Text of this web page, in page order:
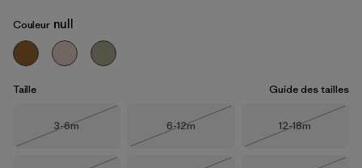
Couleur null
Taille Guide des tailles
Taille
3-6m
Taille
6-12m
Taille
12-18m